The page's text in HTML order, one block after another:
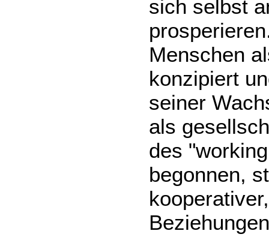
sich selbst
Menschen
konzipiert
seiner
als
des
begonnen,